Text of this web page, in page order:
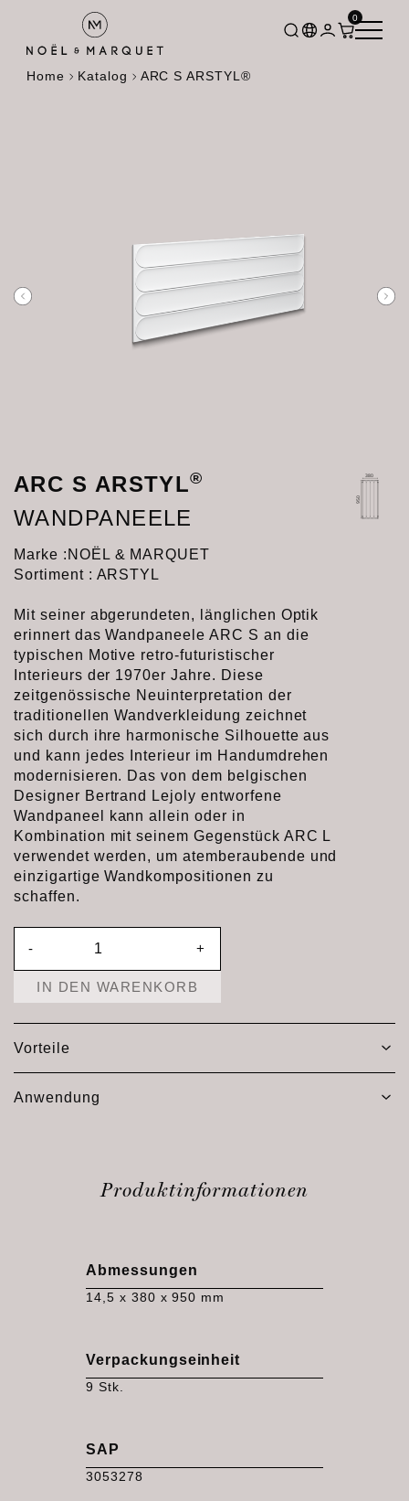
0
Home Katalog ARC S ARSTYL®
ARC S ARSTYL®
WANDPANEELE
Marke : NOËL & MARQUET
Sortiment : ARSTYL
Mit seiner abgerundeten, länglichen Optik
erinnert das Wandpaneele ARC S an die
typischen Motive retro-futuristischer
Interieurs der 1970er Jahre. Diese
zeitgenössische Neuinterpretation der
traditionellen Wandverkleidung zeichnet
sich durch ihre harmonische Silhouette aus
und kann jedes Interieur im Handumdrehen
modernisieren. Das von dem belgischen
Designer Bertrand Lejoly entworfene
Wandpaneel kann allein oder in
Kombination mit seinem Gegenstück ARC L
verwendet werden, um atemberaubende und
einzigartige Wandkompositionen zu
schaffen.
- +
IN DEN WARENKORB
Vorteile
Anwendung
Produktinformationen
Abmessungen
14,5 x 380 x 950 mm
Verpackungseinheit
9 Stk.
SAP
3053278